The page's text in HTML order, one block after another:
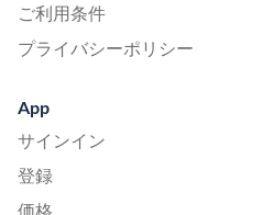
ご利用条件
プライバシーポリシー
App
サインイン
登録
価格